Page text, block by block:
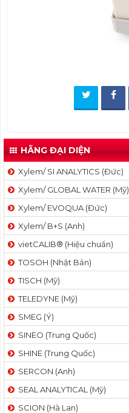
HÃNG ĐẠI DIỆN
Xylem/ SI ANALYTICS (Đức)
Xylem/ GLOBAL WATER (Mỹ)
Xylem/ EVOQUA (Đức)
Xylem/ B+S (Anh)
vietCALIB® (Hiệu chuẩn)
TOSOH (Nhật Bản)
TISCH (Mỹ)
TELEDYNE (Mỹ)
SMEG (Ý)
SINEO (Trung Quốc)
SHINE (Trung Quốc)
SERCON (Anh)
SEAL ANALYTICAL (Mỹ)
SCION (Hà Lan)